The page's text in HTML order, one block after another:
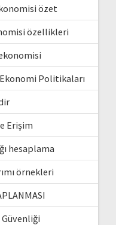
özet
özellikleri
Politikaları
Erişim
hesaplama
örnekleri
Güvenliği